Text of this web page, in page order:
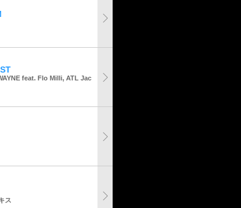
feat. Flo Milli, ATL Jac
ス